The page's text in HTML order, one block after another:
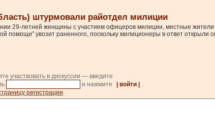
штурмовали райотдел милиции
29-летней женщины с участием офицеров милиции, местные
помощи” увозит раненного, поскольку милиционеры в ответ открыли
участвовать в дискуссии — введите
и нажмите | войти |
.
регистрации.